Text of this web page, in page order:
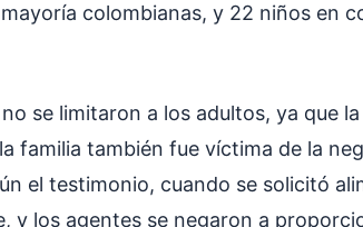
colombianas, y 22 niños en
se limitaron a los adultos, ya que
familia también fue víctima de la
el testimonio, cuando se solicitó
y los agentes se negaron a